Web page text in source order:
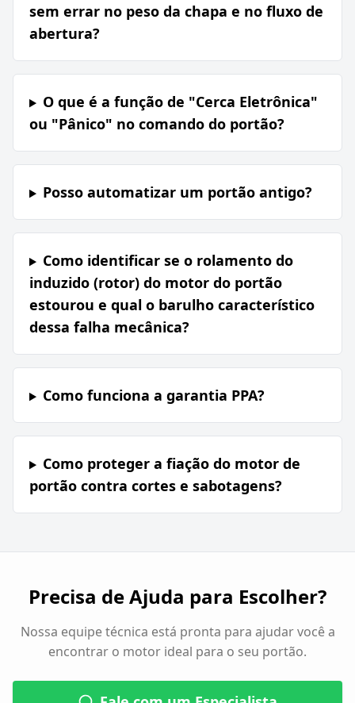
sem errar no peso da chapa e no fluxo de
abertura?
O que é a função de "Cerca Eletrônica"
ou "Pânico" no comando do portão?
Posso automatizar um portão antigo?
Como identificar se o rolamento do
induzido (rotor) do motor do portão
estourou e qual o barulho característico
dessa falha mecânica?
Como funciona a garantia PPA?
Como proteger a fiação do motor de
portão contra cortes e sabotagens?
Precisa de Ajuda para Escolher?
Nossa equipe técnica está pronta para ajudar você a
encontrar o motor ideal para o seu portão.